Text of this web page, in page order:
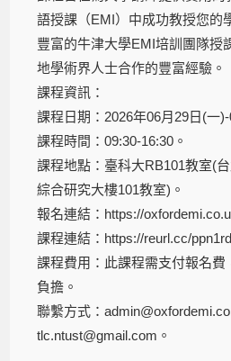
語授課（EMI）中成功教授您的
豐富的牛津大學EMI培訓團隊授
地學術界人士合作的豐富經驗。
課程資訊：
課程日期：2026年06月29日(一)-
課程時間：09:30-16:30。
課程地點：臺科大RB101教室(
綜合研究大樓101教室)。
報名連結：https://
課程連結：https://reurl.cc/ppn1rd
課程費用：此課程需支付報名
負擔。
聯繫方式：
tlc.ntust@gmail.com。